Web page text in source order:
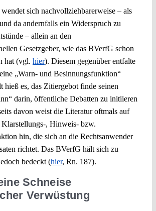
sich nachvollziehbarerweise – als
da andernfalls ein Widerspruch zu
– allein an den
Gesetzgeber, wie das BVerfG schon
hat (vgl. hier). Diesem gegenüber entfalte
„Warn- und Besinnungsfunktion“
hieß es, das Zitiergebot finde seinen
darin, öffentliche Debatten zu initiieren
davon weist die Literatur oftmals auf
Klarstellungs-, Hinweis- bzw.
hin, die sich an die Rechtsanwender
richtet. Das BVerfG hält sich zu
bedeckt (hier, Rn. 187).
Schneise
Verwüstung